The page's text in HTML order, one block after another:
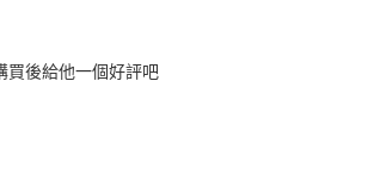
買後給他一個好評吧